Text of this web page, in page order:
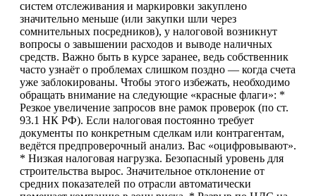
систем отслеживания и маркировки закуплено
значительно меньше (или закупки шли через
сомнительных посредников), у налоговой возникнут
вопросы о завышении расходов и выводе наличных
средств. Важно быть в курсе заранее, ведь собственник
часто узнаёт о проблемах слишком поздно — когда счета
уже заблокированы. Чтобы этого избежать, необходимо
обращать внимание на следующие «красные флаги»: *
Резкое увеличение запросов вне рамок проверок (по ст.
93.1 НК РФ). Если налоговая постоянно требует
документы по конкретным сделкам или контрагентам,
ведётся предпроверочный анализ. Вас «оцифровывают».
* Низкая налоговая нагрузка. Безопасный уровень для
строительства вырос. Значительное отклонение от
средних показателей по отрасли автоматически